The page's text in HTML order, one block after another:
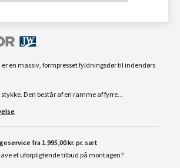
er en massiv, formpresset fyldningsdør til indendørs
Den består af en ramme af fyrre...
fra 1.995,00 kr. pr. sæt
et uforpligtende tilbud på montagen?